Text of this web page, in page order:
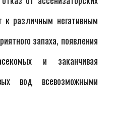
к различным негативным
запаха, появления
и заканчивая
вод всевозможными